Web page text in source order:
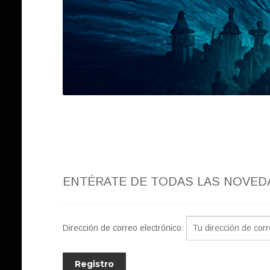
ENTÉRATE DE TODAS LAS
Dirección de correo electrónico: